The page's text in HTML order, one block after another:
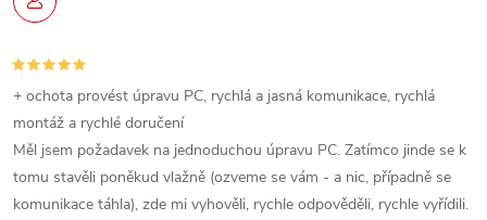
+ ochota provést úpravu PC, rychlá a jasná komunikace, rychlá
montáž a rychlé doručení
Měl jsem požadavek na jednoduchou úpravu PC. Zatímco jinde se k
tomu stavěli poněkud vlažně (ozveme se vám - a nic, případně se
komunikace táhla), zde mi vyhověli, rychle odpověděli, rychle vyřídili.